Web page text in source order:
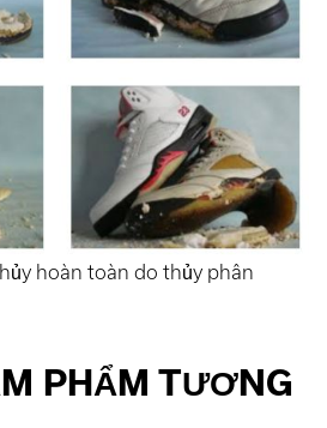
hoàn toàn do thủy phân
PHẨM TƯƠNG